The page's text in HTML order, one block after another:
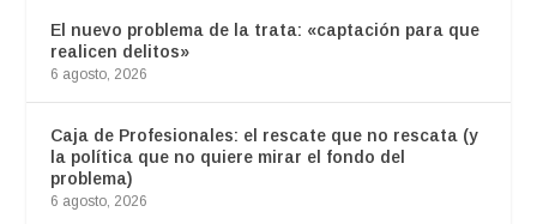
El nuevo problema de la trata: «captación para que
realicen delitos»
6 agosto, 2026
Caja de Profesionales: el rescate que no rescata (y
la política que no quiere mirar el fondo del
problema)
6 agosto, 2026